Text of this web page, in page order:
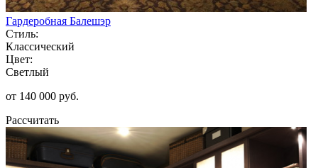
Гардеробная Балешэр
Стиль:
Классический
Цвет:
Светлый
от 140 000 руб.
Рассчитать